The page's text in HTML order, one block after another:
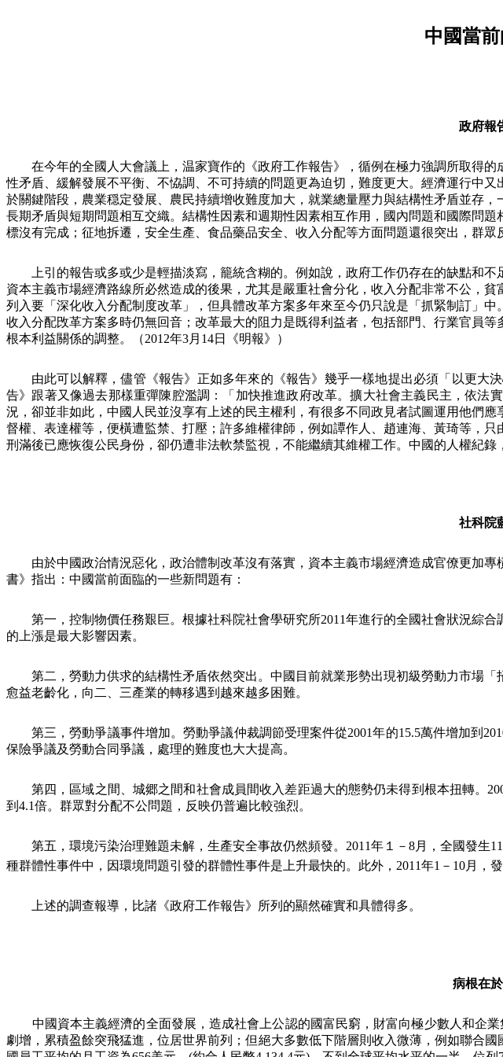
中國當
政府報
在今年的全國人大會議上，温家寶作的《政府工作報告》，循例在極力強調所取得
性矛盾、緩解發展不平衡、不恊調、不可持續的問題更為迫切，難度更大。經濟運行中
於關鍵階段，農業穏定發展、農民持續增收難度加大，就業總量壓力與結構性矛盾並存
長期矛盾與短期問題相互交織。結構性因素和週期性因素相互作用，國內問題和國際問
標沒有完成；征地拆遷，安全生產、食品藥品安全、收入分配等方面問題還很突出，群
上引的報告或多或少是輕描淡寫，籠統含糊的。例如說，政府工作仍存在的缺點和
資本主義市場經濟路線所必然造成的後果，尤其是嚴重社會分化，收入分配非常不公，
列入要「深化收入分配制度改革」，但具體改革方案多年來至今仍只說是「抓緊制訂」
收入分配攺革方案多時仍無回音；改革最大的阻力是既得利益者，包括部門、行業官員
根本利益關係的調整。（2012年3月 14日《明報》）
由此可以解釋，儘管《報告》正如多年來的《報告》幾乎一樣地提出必須「以更大
告》跟著又像過去那樣重彈陳腔濫調：「加快推進政府改革。擴大社會主義民主，依
況，卻並非如此，中國人民並沒享有上述的民主權利，有很多不同政見者試圖運用他們
督權、表達權等，便橫遭監禁、打壓；許多維權律師，例如譚作人、趙連海、黃琦等，
刑滿後已應恢復公民身份，卻仍遭非法軟禁監視，不能繼續其維權工作。中國的人權紀
社科院
由於中國政治情況惡化，政治體制改革沒有落實，資本主義市場經濟造成官僚更加
書》指出：中國當前面臨的一些新問題有：
第一，控制物價任務艱巨。根據社科院社會學研究所2011年進行的全國社會狀況綜合
的上漲是最大影響因素。
第二，勞動力供求的結構性矛盾依然突出。中國目前就業形勢出現初級勞動力市場
愈益老齡化，向二、三產業的轉移遇到越來越多困難。
第三，勞動爭議事件增加。勞動爭議仲裁調節受理案件從2001年的15.5萬件增加到
保險爭議及勞動合同爭議，處理的難度也大大提高。
第四，區域之間、城郷之間和社會成員間收入差距過大的態勢仍未得到根本扭轉。
到 4.1倍。群眾對分配不公問題，反映仍普遍比較強烈。
第五，環境污染治理難題未解，生產安全事故仍然頻發。 2011年１－ 8月，全國發生11
種群體性事件中，因環境問題引發的群體性事件是上升最快的。此外， 2011年1 － 10月，
上述的調查報導，比諸《政府工作報告》所列的顯然確實和具體得多。
病根在
中國資本主義經濟的全面發展，造成社會上公認的國富民窮，財富向極少數人和企
劇增，累積盈餘突飛猛進，位居世界前列；但絕大多數低下階層則收入微薄，例如聯合國